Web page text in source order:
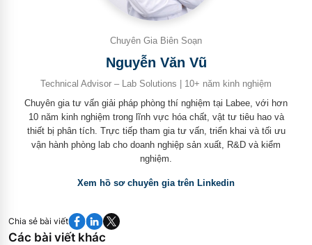
Chuyên Gia Biên Soạn
Nguyễn Văn Vũ
Technical Advisor – Lab Solutions | 10+ năm kinh nghiệm
Chuyên gia tư vấn giải pháp phòng thí nghiệm tại Labee, với hơn
10 năm kinh nghiệm trong lĩnh vực hóa chất, vật tư tiêu hao và
thiết bị phân tích. Trực tiếp tham gia tư vấn, triển khai và tối ưu
vận hành phòng lab cho doanh nghiệp sản xuất, R&D và kiểm
nghiệm.
Xem hồ sơ chuyên gia trên Linkedin
Chia sẻ bài viết
Các bài viết khác